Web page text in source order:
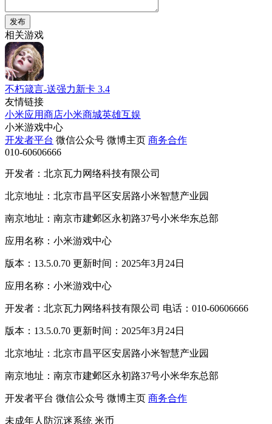
发布
相关游戏
不朽箴言-送强力新卡 3.4
友情链接
小米应用商店小米商城英雄互娱
小米游戏中心
开发者平台 微信公众号 微博主页 商务合作
010-60606666
开发者：北京瓦力网络科技有限公司
北京地址：北京市昌平区安居路小米智慧产业园
南京地址：南京市建邺区永初路37号小米华东总部
应用名称：小米游戏中心
版本：13.5.0.70 更新时间：2025年3月24日
应用名称：小米游戏中心
开发者：北京瓦力网络科技有限公司 电话：010-60606666
版本：13.5.0.70 更新时间：2025年3月24日
北京地址：北京市昌平区安居路小米智慧产业园
南京地址：南京市建邺区永初路37号小米华东总部
开发者平台 微信公众号 微博主页 商务合作
未成年人防沉迷系统 米币